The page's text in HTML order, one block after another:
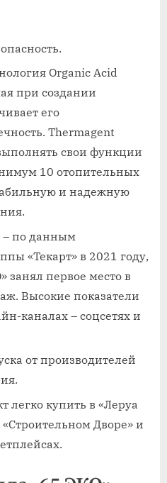
Organic Acid
при создании
его
Thermagent
свои функции
10 отопительных
и надежную
– по данным
«Текарт» в 2021 году,
занял первое место в
Высокие показатели
каналах – соцсетях и
от производителей
легко купить в «Леруа
Дворе» и